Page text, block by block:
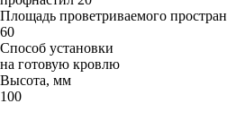
Площадь проветриваемого
60
Способ установки
на готовую кровлю
Высота, мм
100